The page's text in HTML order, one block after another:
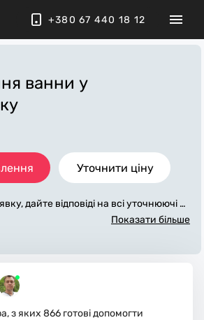
+380 67 440 18 12
ванни у
Уточнити ціну
дайте відповіді на всі уточнюючі за
ванни». Ми зв'яжемося з вами
за чистотою та прибирають робоче
Показати більше
з яких 866 готові допомогти